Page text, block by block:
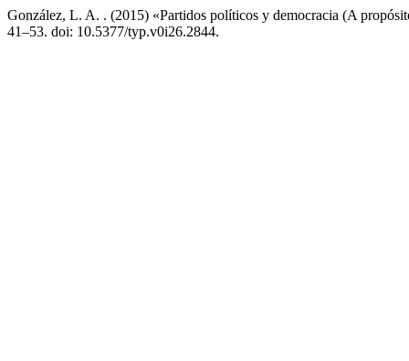
González, L. A. . (2015) «Partidos políticos y democracia (A
41–53. doi: 10.5377/typ.v0i26.2844.